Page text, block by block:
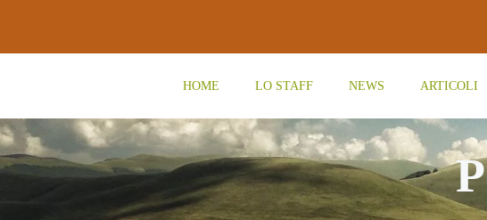
contenuto
HOME LO STAFF NEWS ARTICOLI